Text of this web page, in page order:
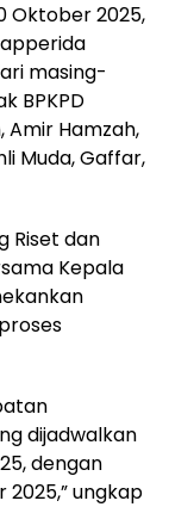
Oktober 2025,
masing-
BPKPD
Amir Hamzah,
Muda, Gaffar,
Riset dan
Kepala
dijadwalkan
dengan
ungkap